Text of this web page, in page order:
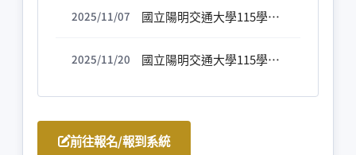
2025/11/07 國立陽明交通大學115學年度博士班甄試入學招生榜單第一梯次放榜
2025/11/20 國立陽明交通大學115學年度博士班甄試入學招生榜單第二梯次放榜
前往報名/報到系統